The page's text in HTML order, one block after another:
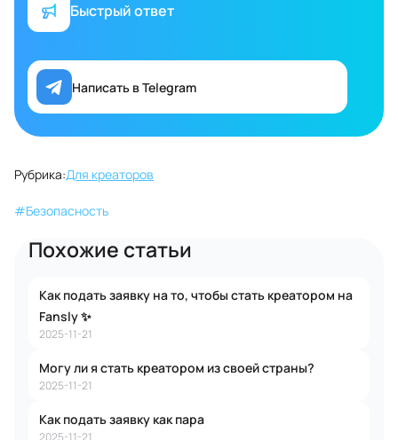
Быстрый ответ
Написать в Telegram
Рубрика:Для креаторов
#Безопасность
Похожие статьи
Как подать заявку на то, чтобы стать креатором на
Fansly ✨
2025-11-21
Могу ли я стать креатором из своей страны?
2025-11-21
Как подать заявку как пара